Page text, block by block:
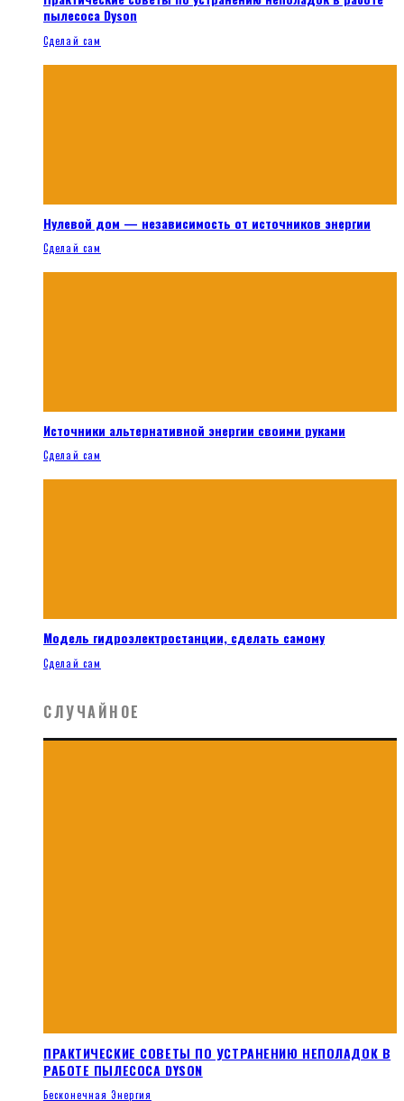
пылесоса Dyson
Сделай сам
Нулевой дом — независимость от источников энергии
Сделай сам
Источники альтернативной энергии своими руками
Сделай сам
Модель гидроэлектростанции, сделать самому
Сделай сам
СЛУЧАЙНОЕ
ПРАКТИЧЕСКИЕ СОВЕТЫ ПО УСТРАНЕНИЮ НЕПОЛАДОК В
РАБОТЕ ПЫЛЕСОСА DYSON
Бесконечная Энергия